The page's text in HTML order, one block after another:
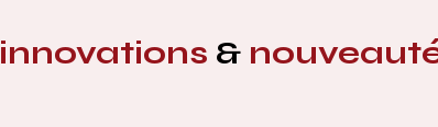
innovations &